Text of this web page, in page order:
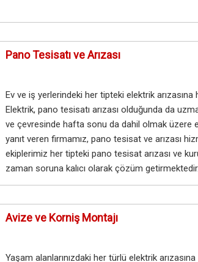
Pano Tesisatı ve Arızası
Ev ve iş yerlerindeki her tipteki elektrik
Elektrik, pano tesisatı arızası olduğunda da
ve çevresinde hafta sonu da dahil olmak üzere
yanıt veren firmamız, pano tesisat ve arızası
ekiplerimiz her tipteki pano tesisat arızası ve
zaman soruna kalıcı olarak çözüm getirmektedir.
Avize ve Korniş Montajı
Yaşam alanlarınızdaki her türlü elektrik